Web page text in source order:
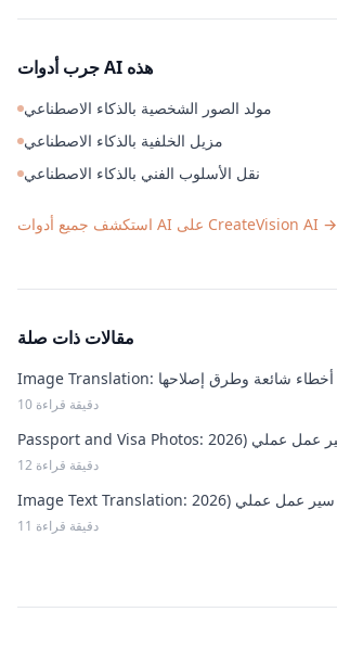
جرب أدوات AI هذه
مولد الصور الشخصية بالذكاء الاصطناعي
مزيل الخلفية بالذكاء الاصطناعي
نقل الأسلوب الفني بالذكاء الاصطناعي
استكشف جميع أدوات AI على CreateVision AI →
مقالات ذات صلة
Image Translation: أخطاء شائعة وطرق إصلاحها
10 دقيقة قراءة
12 دقيقة قراءة
11 دقيقة قراءة